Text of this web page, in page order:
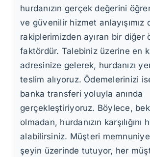
hurdanızın gerçek değerini
ve güvenilir hizmet anlayışımız
rakiplerimizden ayıran bir diğer
faktördür. Talebiniz üzerine en
adresinize gelerek, hurdanızı
teslim alıyoruz. Ödemelerinizi
banka transferi yoluyla anında
gerçekleştiriyoruz. Böylece,
olmadan, hurdanızın karşılığını
alabilirsiniz. Müşteri
şeyin üzerinde tutuyor, her